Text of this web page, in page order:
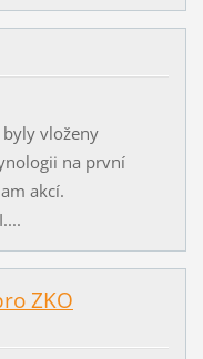
vloženy
na první
seznam akcí.
ZKO